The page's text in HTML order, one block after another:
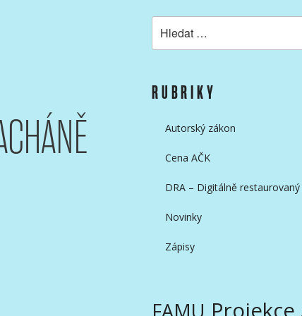
RUBRIKY
Autorský zákon
Cena AČK
DRA – Digitálně
Novinky
Zápisy
FAMU